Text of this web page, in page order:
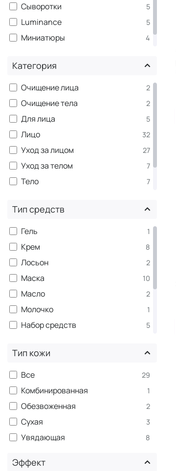
Сыворотки 5
Luminance 5
Миниатюры 4
Категория
Очищение лица 2
Очищение тела 2
Для лица 5
Лицо 32
Уход за лицом 27
Уход за телом 7
Тело 7
Наборы 5
Тип средств
Гель 1
Крем 8
Лосьон 2
Маска 10
Масло 2
Молочко 1
Набор средств 5
Скраб 1
Спрей 2
Сыворотка 9
Эмульсия 2
Тип кожи
Все 29
Комбинированная 1
Обезвоженная 2
Сухая 3
Увядающая 8
Эффект